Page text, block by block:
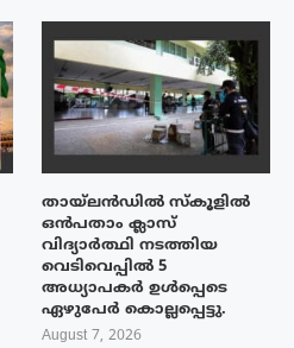
തായ്‌ലൻഡിൽ സ്കൂളിൽ
ഒൻപതാം ക്ലാസ്
വിദ്യാർത്ഥി നടത്തിയ
വെടിവെപ്പിൽ 5
അധ്യാപകർ ഉൾപ്പെടെ
ഏഴുപേർ കൊല്ലപ്പെട്ടു.
August 7, 2026